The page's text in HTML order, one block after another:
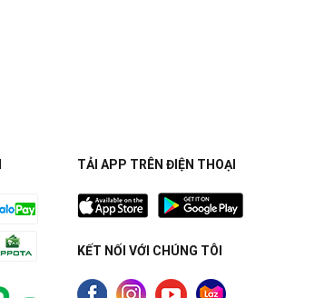
TẢI APP TRÊN ĐIỆN THOẠI
KẾT NỐI VỚI CHÚNG TÔI